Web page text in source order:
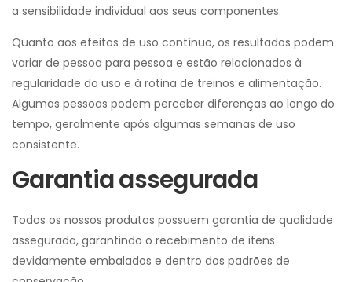
a sensibilidade individual aos seus componentes.
Quanto aos efeitos de uso contínuo, os resultados podem
variar de pessoa para pessoa e estão relacionados à
regularidade do uso e à rotina de treinos e alimentação.
Algumas pessoas podem perceber diferenças ao longo do
tempo, geralmente após algumas semanas de uso
consistente.
Garantia assegurada
Todos os nossos produtos possuem garantia de qualidade
assegurada, garantindo o recebimento de itens
devidamente embalados e dentro dos padrões de